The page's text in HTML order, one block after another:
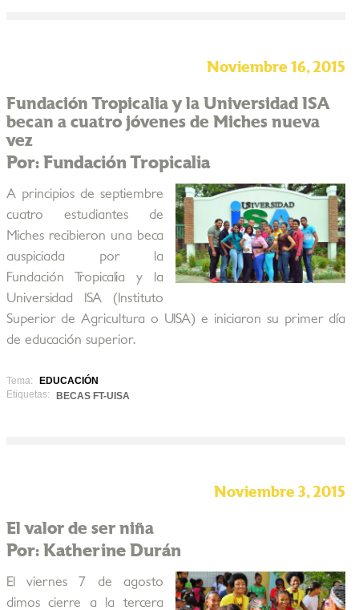
Noviembre 16, 2015
Fundación Tropicalia y la Universidad ISA
becan a cuatro jóvenes de Miches nueva
vez
Por: Fundación Tropicalia
A principios de septiembre
cuatro estudiantes de
Miches recibieron una beca
auspiciada por la
Fundación Tropicalia y la
Universidad ISA (Instituto
Superior de Agricultura o UISA) e iniciaron su primer día
de educación superior.
Tema:
EDUCACIÓN
Etiquetas:
BECAS FT-UISA
Noviembre 3, 2015
El valor de ser niña
Por: Katherine Durán
El viernes 7 de agosto
dimos cierre a la tercera